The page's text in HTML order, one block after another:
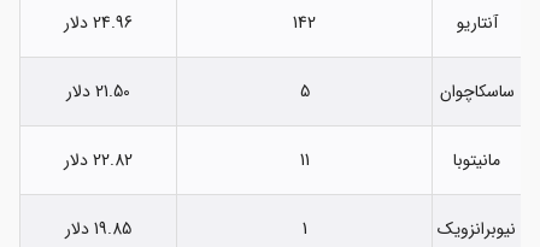
آنتاریو 142 24.96 دلار
ساسکاچوان 5 21.50 دلار
مانیتوبا 11 22.82 دلار
نیوبرانزویک 1 19.85 دلار